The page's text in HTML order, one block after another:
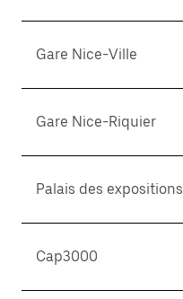
Gare Nice-Ville
Gare Nice-Riquier
Palais des expositions
Cap3000